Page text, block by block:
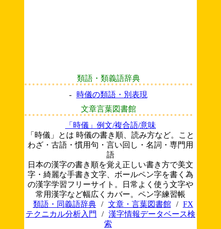
類語・類義語辞典
-
時儀の類語・別表現
文章言葉図書館
「時儀」例文/複合語/意味
「時儀」とは 時儀の書き順、読み方など。こと
わざ・古語・慣用句・言い回し・名詞・専門用
語
日本の漢字の書き順を覚え正しい書き方で美文
字・綺麗な手書き文字、ボールペン字を書く為
の漢字学習フリーサイト。日常よく使う文字や
常用漢字など幅広くカバー。ペン字練習帳
類語・同義語辞典
/ 文章・言葉図書館 /
FX
テクニカル分析入門
/ 漢字情報データベース検
索